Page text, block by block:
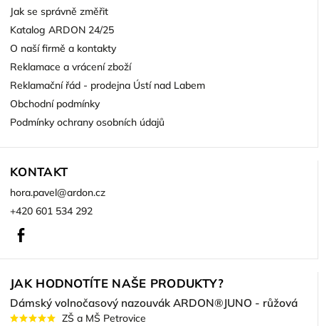
Jak se správně změřit
Katalog ARDON 24/25
O naší firmě a kontakty
Reklamace a vrácení zboží
Reklamační řád - prodejna Ústí nad Labem
Obchodní podmínky
Podmínky ochrany osobních údajů
KONTAKT
hora.pavel@ardon.cz
+420 601 534 292
JAK HODNOTÍTE NAŠE PRODUKTY?
Dámský volnočasový nazouvák ARDON®JUNO - růžová
ZŠ a MŠ Petrovice